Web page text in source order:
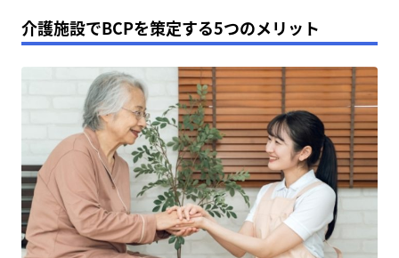
介護施設でBCPを策定する5つのメリット